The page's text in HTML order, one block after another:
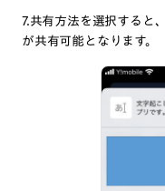
7.共有方法を選択すると
が共有可能となります。